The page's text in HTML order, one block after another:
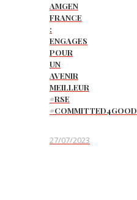
AMGEN
FRANCE
:
ENGAGES
POUR
UN
AVENIR
MEILLEUR
#RSE
#COMMITTED4GOOD
27/07/2023